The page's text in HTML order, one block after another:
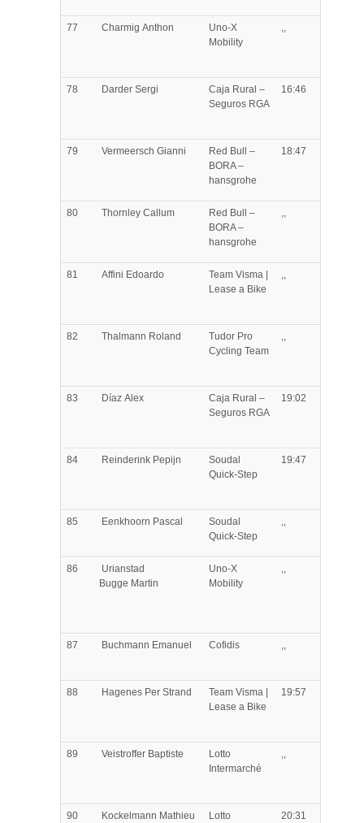
77 Charmig Anthon
Uno-X
Mobility
,,
78 Darder Sergi
Caja Rural –
Seguros RGA
16:46
79 Vermeersch Gianni
Red Bull –
BORA –
hansgrohe
18:47
80 Thornley Callum
Red Bull –
BORA –
hansgrohe
,,
81 Affini Edoardo
Team Visma |
Lease a Bike
,,
82 Thalmann Roland
Tudor Pro
Cycling Team
,,
83 Díaz Alex
Caja Rural –
Seguros RGA
19:02
84 Reinderink Pepijn
Soudal
Quick-Step
19:47
85 Eenkhoorn Pascal
Soudal
Quick-Step
,,
86
Urianstad
Bugge Martin
Uno-X
Mobility
,,
87 Buchmann Emanuel Cofidis ,,
88 Hagenes Per Strand
Team Visma |
Lease a Bike
19:57
89 Veistroffer Baptiste
Lotto
Intermarché
,,
90 Kockelmann Mathieu
Lotto
20:31